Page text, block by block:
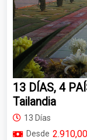
13 DÍAS, 4
Tailandia
13 Días
Desde